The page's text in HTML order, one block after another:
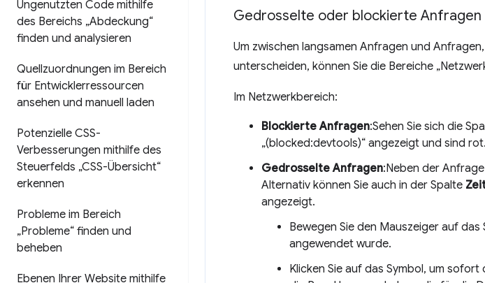
Ungenutzten Code mithilfe
des Bereichs „Abdeckung“
finden und analysieren
Quellzuordnungen im Bereich
für Entwicklerressourcen
ansehen und manuell laden
Potenzielle CSS-
Verbesserungen mithilfe des
Steuerfelds „CSS-Übersicht“
erkennen
Probleme im Bereich
„Probleme“ finden und
beheben
Ebenen Ihrer Website mithilfe
Gedrosselte oder blockierte Anfragen
Um zwischen langsamen Anfragen und
unterscheiden, können Sie die Bereiche
Im Netzwerkbereich:
Blockierte Anfragen:Sehen Sie sich die
„(blocked:devtools)“ angezeigt und sind rot.
Gedrosselte Anfragen:Neben der
Alternativ können Sie auch in der Spalte
angezeigt.
Bewegen Sie den Mauszeiger auf
angewendet wurde.
Klicken Sie auf das Symbol, um